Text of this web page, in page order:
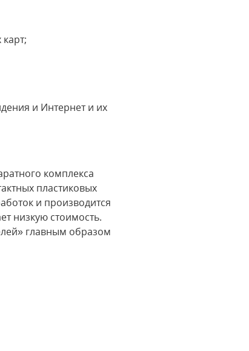
и Интернет и их
комплекса
пластиковых
и производится
низкую стоимость.
главным образом